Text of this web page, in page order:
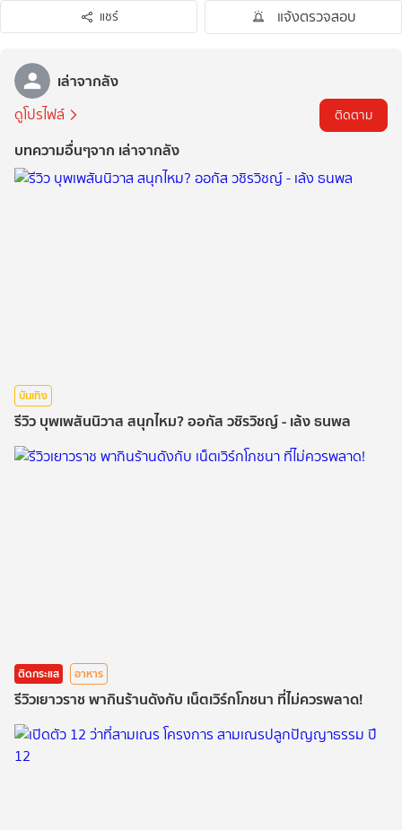
แชร์ แจ้งตรวจสอบ
เล่าจากลัง
ดูโปรไฟล์ ติดตาม
บทความอื่นๆจาก เล่าจากลัง
บันเทิง
รีวิว บุพเพสันนิวาส สนุกไหม? ออกัส วชิรวิชญ์ - เล้ง ธนพล
ติดกระแส อาหาร
รีวิวเยาวราช พากินร้านดังกับ เน็ตเวิร์กโภชนา ที่ไม่ควรพลาด!